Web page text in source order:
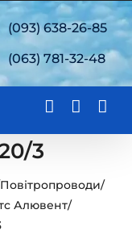
(093) 638-26-85
(063) 781-32-48
3
Повітропроводи/
Алювент/